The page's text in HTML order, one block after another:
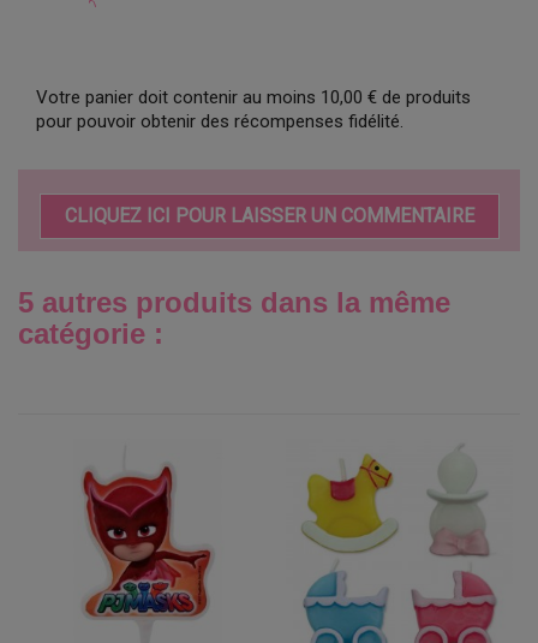
Votre panier doit contenir au moins 10,00 € de produits
pour pouvoir obtenir des récompenses fidélité.
CLIQUEZ ICI POUR LAISSER UN COMMENTAIRE
5 autres produits dans la même
catégorie :